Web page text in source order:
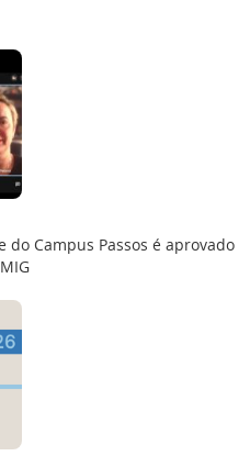
Campus Passos é aprovado